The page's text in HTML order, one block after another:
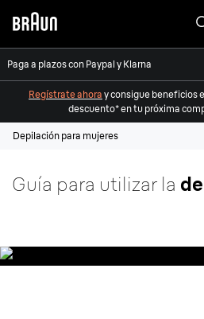
Paga a plazos con Paypal y Klarna
Regístrate ahora y consigue beneficios
descuento* en tu próxima
Depilación para mujeres
Guía para utilizar la